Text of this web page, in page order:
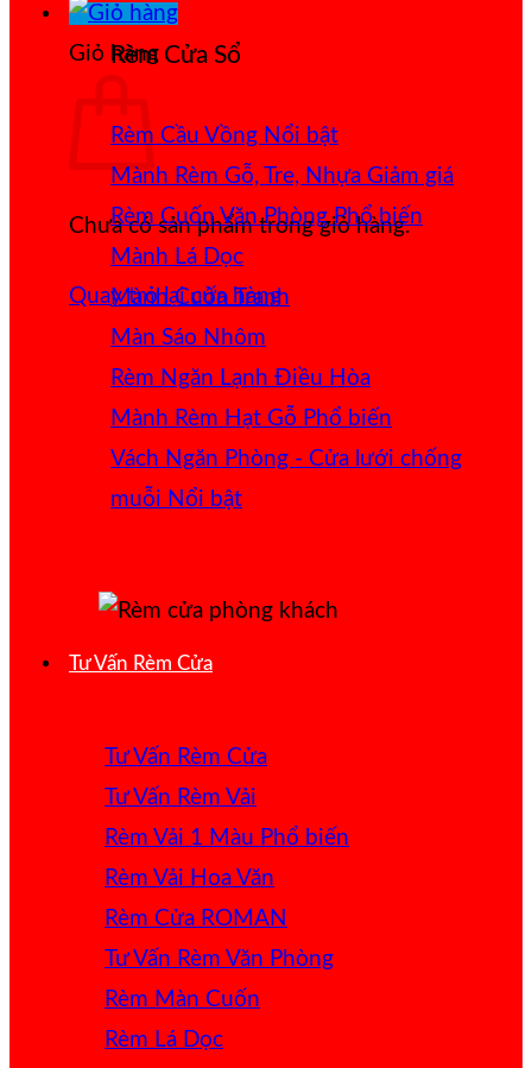
Giỏ hàng
Chưa có sản phẩm trong giỏ hàng.
Quay trở lại cửa hàng
Rèm Cửa Sổ
Rèm Cầu Vồng
Mành Rèm Gỗ, Tre, Nhựa
Rèm Cuốn Văn Phòng
Mành Lá Dọc
Mành Cuốn Tranh
Màn Sáo Nhôm
Rèm Ngăn Lạnh Điều Hòa
Mành Rèm Hạt Gỗ
Vách Ngăn Phòng - Cửa lưới chống
muỗi
Tư Vấn Rèm Cửa
Tư Vấn Rèm Cửa
Tư Vấn Rèm Vải
Rèm Vải 1 Màu
Rèm Vải Hoa Văn
Rèm Cửa ROMAN
Tư Vấn Rèm Văn Phòng
Rèm Màn Cuốn
Rèm Lá Dọc